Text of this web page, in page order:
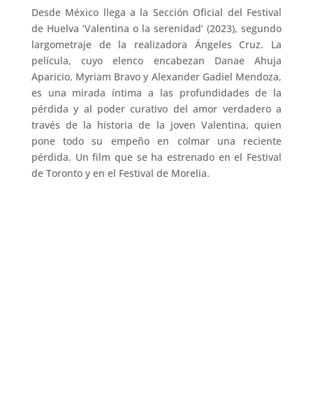
Desde México llega a la Sección Oficial del Festival
de Huelva ‘Valentina o la serenidad’ (2023), segundo
largometraje de la realizadora Ángeles Cruz. La
película, cuyo elenco encabezan Danae Ahuja
Aparicio, Myriam Bravo y Alexander Gadiel Mendoza,
es una mirada íntima a las profundidades de la
pérdida y al poder curativo del amor verdadero a
través de la historia de la joven Valentina, quien
pone todo su empeño en colmar una reciente
pérdida. Un film que se ha estrenado en el Festival
de Toronto y en el Festival de Morelia.